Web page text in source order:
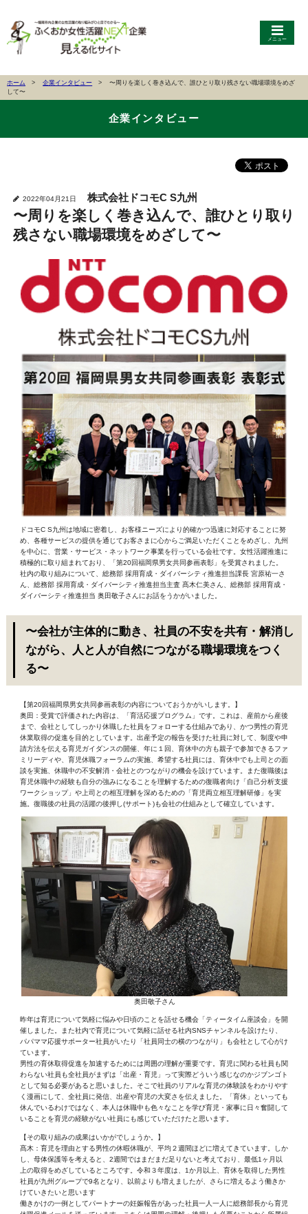
メニュー
ホーム 企業インタビュー
〜周りを楽しく巻き込んで、誰ひとり取り残さない職場環境をめざ
して〜
企業インタビュー
2022年04月21日 株式会社ドコモC S九州
〜周りを楽しく巻き込んで、誰ひとり取り
残さない職場環境をめざして〜
ドコモC S九州は地域に密着し、お客様ニーズにより的確かつ迅速に対応することに努
め、各種サービスの提供を通じてお客さまに心からご満足いただくことをめざし、九州
を中心に、営業・サービス・ネットワーク事業を行っている会社です。女性活躍推進に
積極的に取り組まれており、「第20回福岡県男女共同参画表彰」を受賞されました。
社内の取り組みについて、総務部 採用育成・ダイバーシティ推進担当課長 宮原祐一さ
ん、総務部 採用育成・ダイバーシティ推進担当主査 髙木仁美さん、総務部 採用育成・
ダイバーシティ推進担当 奥田敬子さんにお話をうかがいました。
〜会社が主体的に動き、社員の不安を共有・解消し
ながら、人と人が自然につながる職場環境をつく
る〜
【第20回福岡県男女共同参画表彰の内容についておうかがいします。】
奥田：受賞で評価された内容は、「育活応援プログラム」です。これは、産前から産後
まで、会社としてしっかり休職した社員をフォローする仕組みであり、かつ男性の育児
休業取得の促進を目的としています。出産予定の報告を受けた社員に対して、制度や申
請方法を伝える育児ガイダンスの開催、年に１回、育休中の方も親子で参加できるファ
ミリーディや、育児休職フォーラムの実施、希望する社員には、育休中でも上司との面
談を実施、休職中の不安解消・会社とのつながりの機会を設けています。また復職後は
育児休職中の経験も自分の強みになることを理解するための復職者向け「自己分析支援
ワークショップ」や上司との相互理解を深めるための「育児両立相互理解研修」を実
施。復職後の社員の活躍の後押し(サポート)も会社の仕組みとして確立しています。
奥田敬子さん
昨年は育児について気軽に悩みや日頃のことを話せる機会「ティータイム座談会」を開
催しました。また社内で育児について気軽に話せる社内SNSチャンネルを設けたり、
パパママ応援サポーター社員がいたり「社員同士の横のつながり」も会社として心がけ
ています。
男性の育休取得促進を加速するためには周囲の理解が重要です。育児に関わる社員も関
わらない社員も全社員がまずは「出産・育児」って実際どういう感じなのかジブンゴト
として知る必要があると思いました。そこで社員のリアルな育児の体験談をわかりやす
く漫画にして、全社員に発信、出産や育児の大変さを伝えました。「育休」といっても
休んでいるわけではなく、本人は休職中も色々なことを学び育児・家事に日々奮闘して
いることを育児の経験がない社員にも感じていただけたと思います。
【その取り組みの成果はいかがでしょうか。】
髙木：育児を理由とする男性の休暇休職が、平均２週間ほどに増えてきています。しか
し、母体保護等を考えると、2週間ではまだまだ足りないと考えており、最低1ヶ月以
上の取得をめざしているところです。令和３年度は、1か月以上、育休を取得した男性
社員が九州グループで9名となり、以前よりも増えましたが、さらに増えるよう働きか
けていきたいと思います
働きかけの一例としてパートナーの妊娠報告があった社員一人一人に総務部長から育児